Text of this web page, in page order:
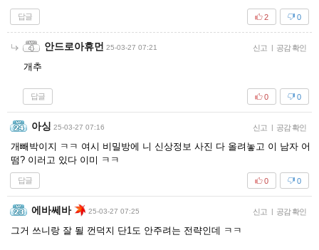
답글 0
2
안드로아휴먼 25-03-27 07:21 신고 | 공감 확인
개추
답글 0
0
아싱 25-03-27 07:16 신고 | 공감 확인
개빼박이지 ㅋㅋ 여시 비밀방에 니 신상정보 사진 다 올려놓고 이 남자 어
떰? 이러고 있다 이미 ㅋㅋ
답글 0
0
에바쎄바 25-03-27 07:25 신고 | 공감 확인
그거 쓰니랑 잘 될 껀덕지 단1도 안주려는 전략인데 ㅋㅋ